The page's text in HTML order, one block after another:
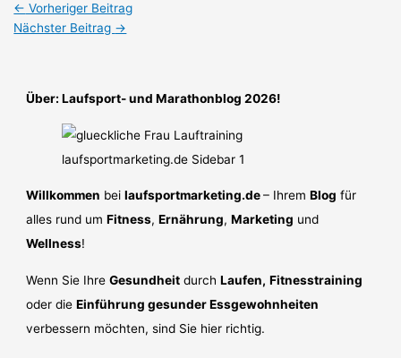
← Vorheriger Beitrag
Nächster Beitrag →
Über: Laufsport- und Marathonblog 2026!
Willkommen beilaufsportmarketing.de– IhremBlog für
alles rund umFitness,Ernährung,Marketing und
Wellness!
Wenn Sie IhreGesundheit durchLaufen, Fitnesstraining
oder dieEinführung gesunder Essgewohnheiten
verbessern möchten, sind Sie hier richtig.